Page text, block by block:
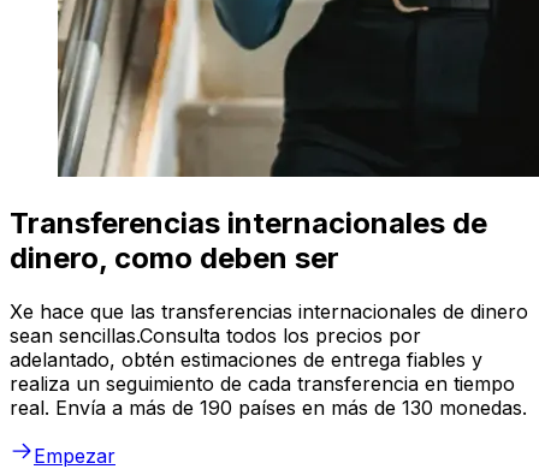
Transferencias internacionales de
dinero, como deben ser
Xe hace que las transferencias internacionales de dinero
sean sencillas.Consulta todos los precios por
adelantado, obtén estimaciones de entrega fiables y
realiza un seguimiento de cada transferencia en tiempo
real. Envía a más de 190 países en más de 130 monedas.
Empezar